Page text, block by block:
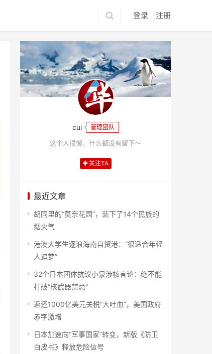
登录 注册
cui 管理团队
这个人很懒，什么都没有留下～
关注TA
最近文章
胡同里的“莫奈花园”，装下了14个民族的
烟火气
港澳大学生逐浪海南自贸港：“很适合年轻
人追梦”
32个日本团体抗议小泉涉核言论：绝不能
打破“核武器禁忌”
返还1000亿美元关税“大吐血”，美国政府
赤字激增
日本加速向“军事国家”转变，新版《防卫
白皮书》释放危险信号